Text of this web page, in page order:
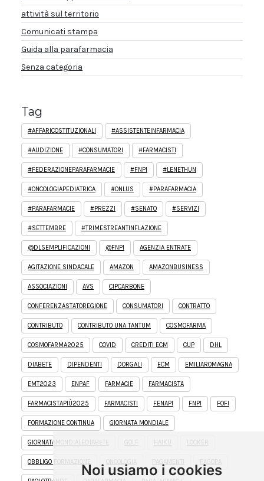
Noi usiamo i cookies
attività sul territorio
Comunicati stampa
Guida alla parafarmacia
Senza categoria
Tag
#AFFARICOSTITUZIONALI #ASSISTENTEINFARMACIA
#AUDIZIONE #CONSUMATORI #FARMACISTI
#FEDERAZIONEPARAFARMACIE #FNPI #LENETHUN
#ONCOLOGIAPEDIATRICA #ONLUS #PARAFARMACIA
#PARAFARMACIE #PREZZI #SENATO #SERVIZI
#SETTEMBRE #TRIMESTREANTINFLAZIONE
@DLSEMPLIFICAZIONI @FNPI AGENZIA ENTRATE
AGITAZIONE SINDACALE AMAZON AMAZONBUSINESS
ASSOCIAZIONI AVS CIPCARBONE
CONFERENZASTATOREGIONE CONSUMATORI CONTRATTO
CONTRIBUTO CONTRIBUTO UNA TANTUM COSMOFARMA
COSMOFARMA2025 COVID CREDITI ECM CUP DHL
DIABETE DIPENDENTI DORGALI ECM EMILIAROMAGNA
EMT2023 ENPAF FARMACIE FARMACISTA
FARMACISTAPIÙ2025 FARMACISTI FENAPI FNPI FOFI
FORMAZIONE CONTINUA GIORNATA MONDIALE
GIORNATAMONDIALEDIABETE GOLF HAIKU LOCKER
OBBLIGO FORMAZIONE ONCOLOGIA PAGAMENTI PAGOPA